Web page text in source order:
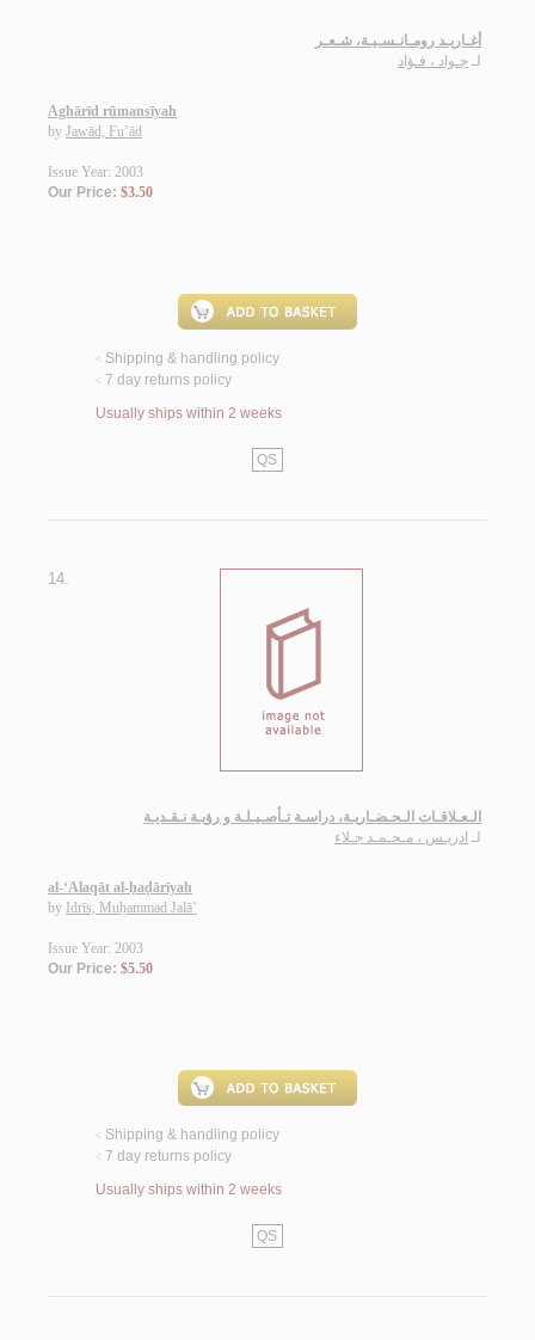
أغـاريـد رومـانـسـيـة، شـعـر
لـ جـواد ، فـؤاد
Aghārīd rūmansīyah
by Jawād, Fu’ād
Issue Year: 2003
Our Price: $3.50
< Shipping & handling policy
< 7 day returns policy
Usually ships within 2 weeks
QS
14.
الـعـلاقـات الـحـضـاريـة، دراسـة تـأصـيـلـة و رؤيـة نـقـديـة
لـ ادريـس ، مـحـمـد جـلاء
al-‘Alaqāt al-ḥaḍārīyah
by Idrīs, Muḥammad Jalā’
Issue Year: 2003
Our Price: $5.50
< Shipping & handling policy
< 7 day returns policy
Usually ships within 2 weeks
QS